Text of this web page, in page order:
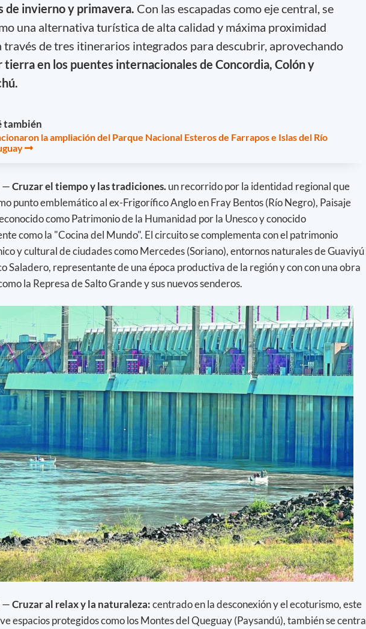
de invierno y primavera. Con las escapadas como eje central, se
una alternativa turística de alta calidad y máxima proximidad
través de tres itinerarios integrados para descubrir, aprovechando
tierra en los puentes internacionales de Concordia, Colón y
también
la ampliación del Parque Nacional Esteros de Farrapos e Islas del Río
—Cruzar el tiempo y las tradiciones.un recorrido por la identidad regional que
punto emblemático al ex-Frigorífico Anglo en Fray Bentos (Río Negro), Paisaje
como Patrimonio de la Humanidad por la Unesco y conocido
como la "Cocina del Mundo". El circuito se complementa con el patrimonio
y cultural de ciudades como Mercedes (Soriano), entornos naturales de Guaviyú
Saladero, representante de una época productiva de la región y con con una obra
la Represa de Salto Grande y sus nuevos senderos.
—Cruzar al relax y la naturaleza:centrado en la desconexión y el ecoturismo, este
espacios protegidos como los Montes del Queguay (Paysandú), también se centra